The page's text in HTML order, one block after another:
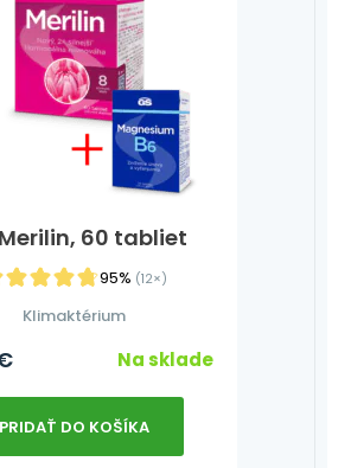
60 tabliet
95% (12×)
Klimaktérium
Na sklade
PRIDAŤ DO KOŠÍKA